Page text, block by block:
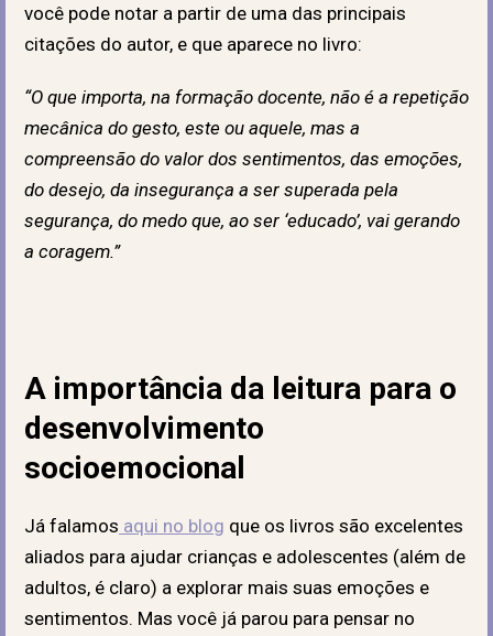
você pode notar a partir de uma das principais
citações do autor, e que aparece no livro:
“O que importa, na formação docente, não é a repetição
mecânica do gesto, este ou aquele, mas a
compreensão do valor dos sentimentos, das emoções,
do desejo, da insegurança a ser superada pela
segurança, do medo que, ao ser ‘educado’, vai gerando
a coragem.”
A importância da leitura para o
desenvolvimento
socioemocional
Já falamos aqui no blog que os livros são excelentes
aliados para ajudar crianças e adolescentes (além de
adultos, é claro) a explorar mais suas emoções e
sentimentos. Mas você já parou para pensar no